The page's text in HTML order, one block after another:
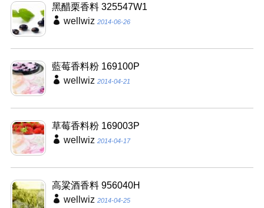
黑醋栗香料 325547W1
wellwiz 2014-06-26
藍莓香料粉 169100P
wellwiz 2014-04-21
草莓香料粉 169003P
wellwiz 2014-04-17
高粱酒香料 956040H
wellwiz 2014-04-25